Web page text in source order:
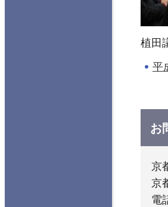
植田
平
お
京
京
電